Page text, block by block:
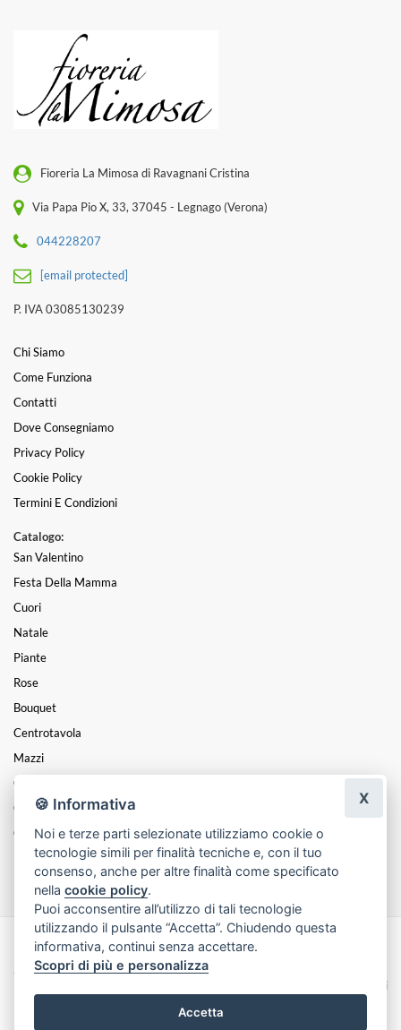
Fioreria La Mimosa di Ravagnani Cristina
Via Papa Pio X, 33, 37045 - Legnago (Verona)
044228207
[email protected]
P. IVA 03085130239
Chi Siamo
Come Funziona
Contatti
Dove Consegniamo
Privacy Policy
Cookie Policy
Termini E Condizioni
Catalogo:
San Valentino
Festa Della Mamma
Cuori
Natale
Piante
Rose
Bouquet
Centrotavola
Mazzi
Coroncine
Composizioni
Cesti
Funebre
Made with byInfoser.it- Realizzazione Siti ecommerce per Fioristi
2026
Termini e Condizioni
🍪 Informativa
Noi e terze parti selezionate utilizziamo cookie o
tecnologie simili per finalità tecniche e, con il tuo
consenso, anche per altre finalità come specificato
nellacookie policy.
Puoi acconsentire all’utilizzo di tali tecnologie
utilizzando il pulsante “Accetta”. Chiudendo questa
informativa, continui senza accettare.
Scopri di più e personalizza
Accetta
X